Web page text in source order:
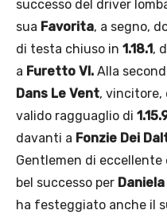
successo del driver
sua Favorita, a segno,
di testa chiuso in 1.18.1,
a Furetto Vl. Alla
Dans Le Vent, vincitore,
valido ragguaglio di
davanti a Fonzie Dei
Gentlemen di
bel successo per Daniela
ha festeggiato anche il